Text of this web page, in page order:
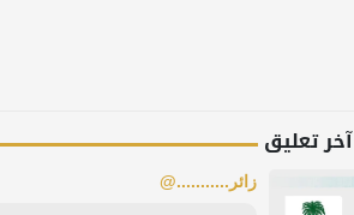
آخر تعليق
زائر...........@